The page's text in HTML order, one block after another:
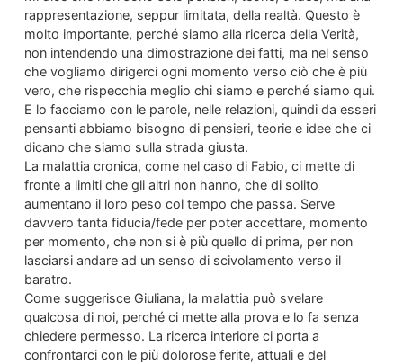
rappresentazione, seppur limitata, della realtà. Questo è
molto importante, perché siamo alla ricerca della Verità,
non intendendo una dimostrazione dei fatti, ma nel senso
che vogliamo dirigerci ogni momento verso ciò che è più
vero, che rispecchia meglio chi siamo e perché siamo qui.
E lo facciamo con le parole, nelle relazioni, quindi da esseri
pensanti abbiamo bisogno di pensieri, teorie e idee che ci
dicano che siamo sulla strada giusta.
La malattia cronica, come nel caso di Fabio, ci mette di
fronte a limiti che gli altri non hanno, che di solito
aumentano il loro peso col tempo che passa. Serve
davvero tanta fiducia/fede per poter accettare, momento
per momento, che non si è più quello di prima, per non
lasciarsi andare ad un senso di scivolamento verso il
baratro.
Come suggerisce Giuliana, la malattia può svelare
qualcosa di noi, perché ci mette alla prova e lo fa senza
chiedere permesso. La ricerca interiore ci porta a
confrontarci con le più dolorose ferite, attuali e del